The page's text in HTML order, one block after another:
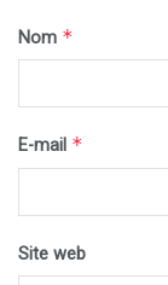
Nom *
E-mail *
Site web